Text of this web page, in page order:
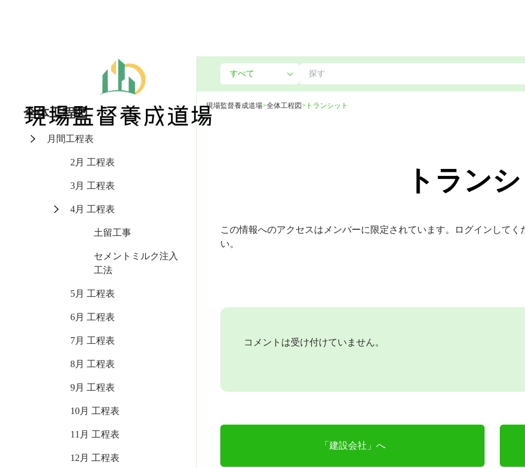
全体工程図
月間工程表
2月 工程表
3月 工程表
4月 工程表
土留工事
セメントミルク注入
工法
5月 工程表
6月 工程表
7月 工程表
8月 工程表
9月 工程表
10月 工程表
11月 工程表
12月 工程表
現場監督養成道場>全体工程図> トランシット
トラン
この情報へのアクセスはメンバーに限定されています。ログインして
い。
コメントは受け付けていません。
「建設会社」へ